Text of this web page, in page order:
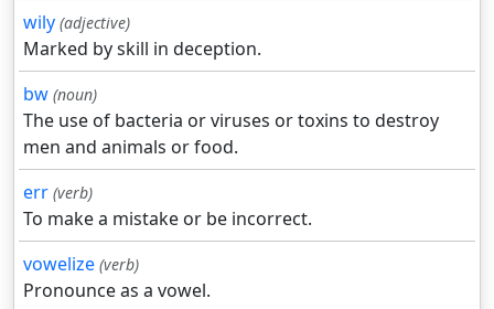
wily (adjective)
Marked by skill in deception.
bw (noun)
The use of bacteria or viruses or toxins to destroy
men and animals or food.
err (verb)
To make a mistake or be incorrect.
vowelize (verb)
Pronounce as a vowel.